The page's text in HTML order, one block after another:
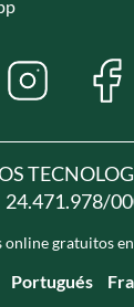
24.471.978/
online gratuitos
Portugués